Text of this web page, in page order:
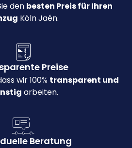
den besten Preis für Ihren
Köln Jaén.
Preise
wir 100% transparent und
arbeiten.
Beratung